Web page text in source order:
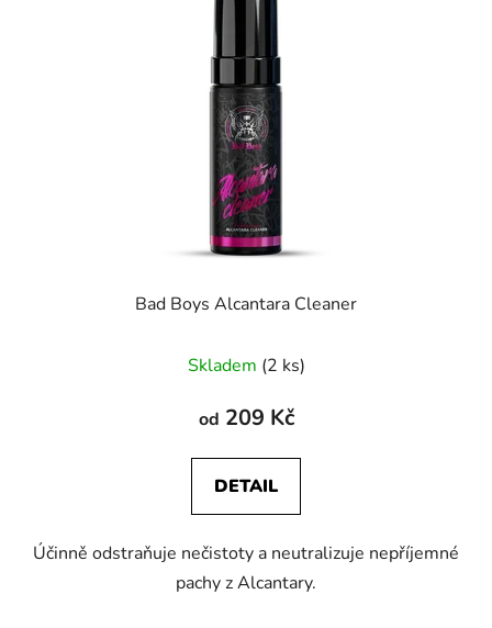
Bad Boys Alcantara Cleaner
Skladem (2 ks)
od 209 Kč
DETAIL
Účinně odstraňuje nečistoty a neutralizuje nepříjemné
pachy z Alcantary.